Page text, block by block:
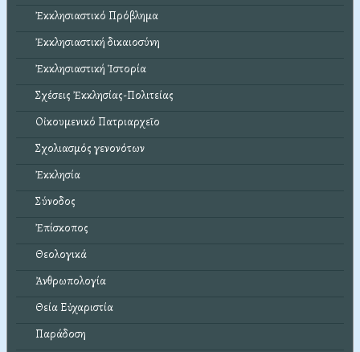
Ἐκκλησιαστικό Πρόβλημα
Ἐκκλησιαστική δικαιοσύνη
Ἐκκλησιαστική Ἱστορία
Σχέσεις Ἐκκλησίας-Πολιτείας
Οἰκουμενικό Πατριαρχεῖο
Σχολιασμός γενονότων
Ἐκκλησία
Σύνοδος
Ἐπίσκοπος
Θεολογικά
Ἀνθρωπολογία
Θεία Εὐχαριστία
Παράδοση